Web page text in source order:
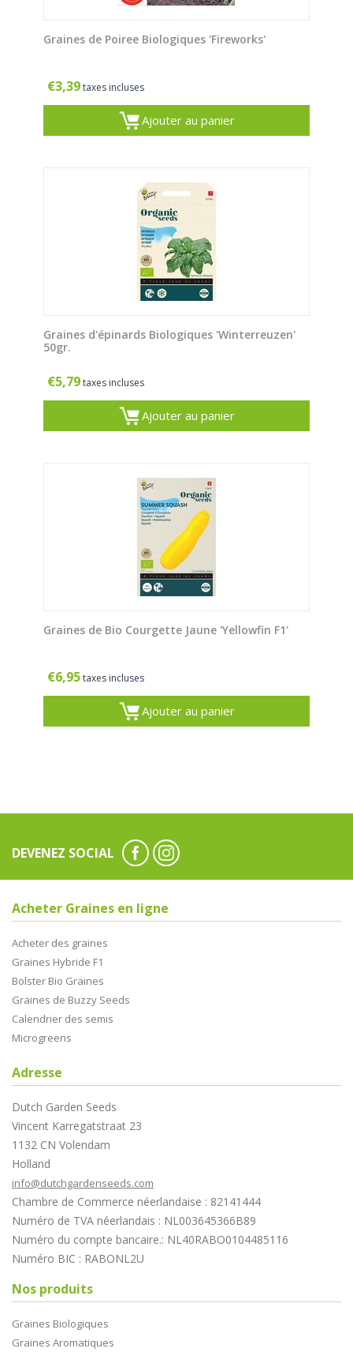
Graines de Poiree Biologiques 'Fireworks'
€3,39taxes incluses
Ajouter au panier
Graines d'épinards Biologiques 'Winterreuzen'
50gr.
€5,79taxes incluses
Ajouter au panier
Graines de Bio Courgette Jaune 'Yellowfin F1'
€6,95taxes incluses
Ajouter au panier
DEVENEZ SOCIAL
Acheter Graines en ligne
Acheter des graines
Graines Hybride F1
Bolster Bio Graines
Graines de Buzzy Seeds
Calendrier des semis
Microgreens
Adresse
Dutch Garden Seeds
Vincent Karregatstraat 23
1132 CN Volendam
Holland
info@dutchgardenseeds.com
Chambre de Commerce néerlandaise : 82141444
Numéro de TVA néerlandais : NL003645366B89
Numéro du compte bancaire.: NL40RABO0104485116
Numéro BIC : RABONL2U
Nos produits
Graines Biologiques
Graines Aromatiques